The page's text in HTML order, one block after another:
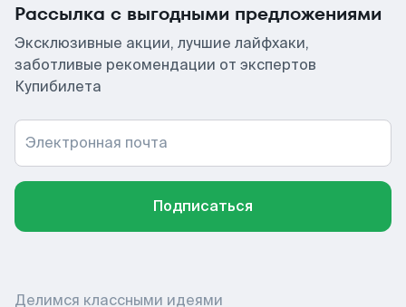
Рассылка с выгодными предложениями
Эксклюзивные акции, лучшие лайфхаки,
заботливые рекомендации от экспертов
Купибилета
Электронная почта
Подписаться
Делимся классными идеями